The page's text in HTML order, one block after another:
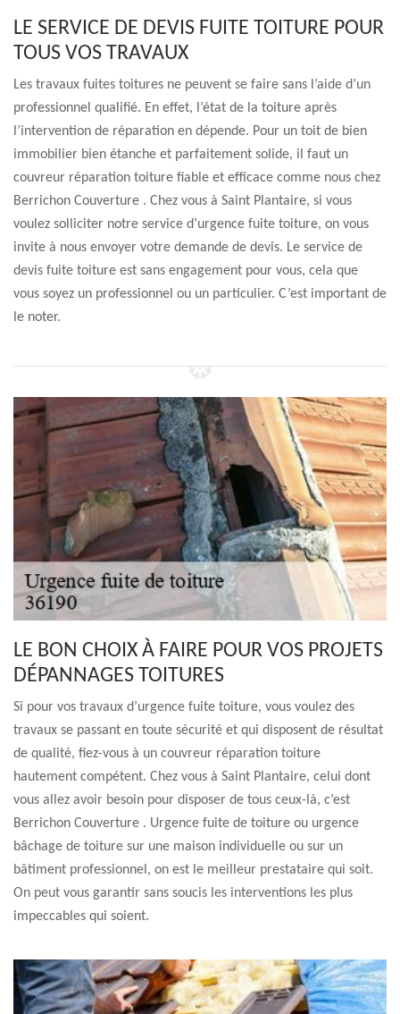
LE SERVICE DE DEVIS FUITE TOITURE POUR
TOUS VOS TRAVAUX
Les travaux fuites toitures ne peuvent se faire sans l’aide d’un
professionnel qualifié. En effet, l’état de la toiture après
l’intervention de réparation en dépende. Pour un toit de bien
immobilier bien étanche et parfaitement solide, il faut un
couvreur réparation toiture fiable et efficace comme nous chez
Berrichon Couverture . Chez vous à Saint Plantaire, si vous
voulez solliciter notre service d’urgence fuite toiture, on vous
invite à nous envoyer votre demande de devis. Le service de
devis fuite toiture est sans engagement pour vous, cela que
vous soyez un professionnel ou un particulier. C’est important de
le noter.
LE BON CHOIX À FAIRE POUR VOS PROJETS
DÉPANNAGES TOITURES
Si pour vos travaux d’urgence fuite toiture, vous voulez des
travaux se passant en toute sécurité et qui disposent de résultat
de qualité, fiez-vous à un couvreur réparation toiture
hautement compétent. Chez vous à Saint Plantaire, celui dont
vous allez avoir besoin pour disposer de tous ceux-là, c’est
Berrichon Couverture . Urgence fuite de toiture ou urgence
bâchage de toiture sur une maison individuelle ou sur un
bâtiment professionnel, on est le meilleur prestataire qui soit.
On peut vous garantir sans soucis les interventions les plus
impeccables qui soient.